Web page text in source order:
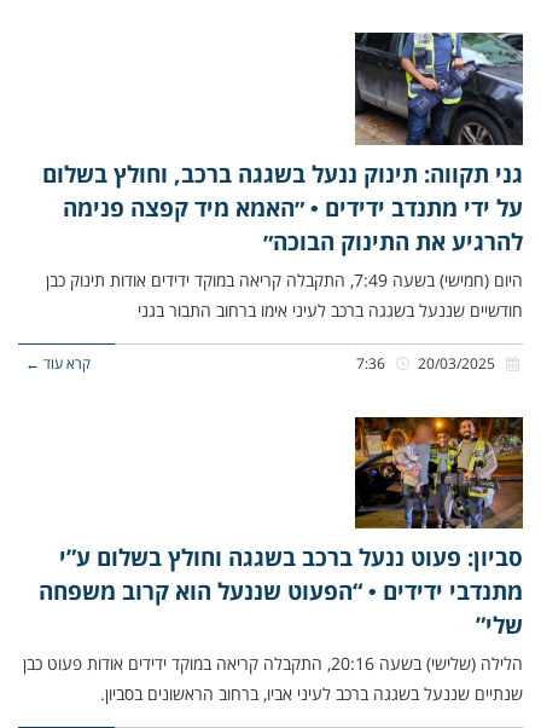
גני תקווה: תינוק ננעל בשגגה ברכב, וחולץ בשלום
על ידי מתנדב ידידים • ״האמא מיד קפצה פנימה
להרגיע את התינוק הבוכה״
היום (חמישי) בשעה 7:49, התקבלה קריאה במוקד ידידים אודות תינוק כבן
חודשיים שננעל בשגגה ברכב לעיני אימו ברחוב התבור בגני
קרא עוד ←
סביון: פעוט ננעל ברכב בשגגה וחולץ בשלום ע”י
מתנדבי ידידים • “הפעוט שננעל הוא קרוב משפחה
שלי”
הלילה (שלישי) בשעה 20:16, התקבלה קריאה במוקד ידידים אודות פעוט כבן
שנתיים שננעל בשגגה ברכב לעיני אביו, ברחוב הראשונים בסביון.